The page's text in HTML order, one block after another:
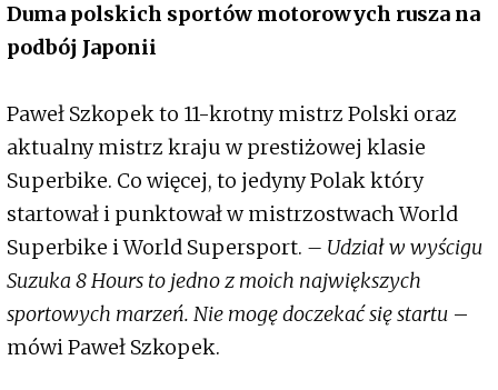
Duma polskich sportów motorowych rusza na
podbój Japonii
Paweł Szkopek to 11-krotny mistrz Polski oraz
aktualny mistrz kraju w prestiżowej klasie
Superbike. Co więcej, to jedyny Polak który
startował i punktował w mistrzostwach World
Superbike i World Supersport. – Udział w wyścigu
Suzuka 8 Hours to jedno z moich największych
sportowych marzeń. Nie mogę doczekać się startu –
mówi Paweł Szkopek.